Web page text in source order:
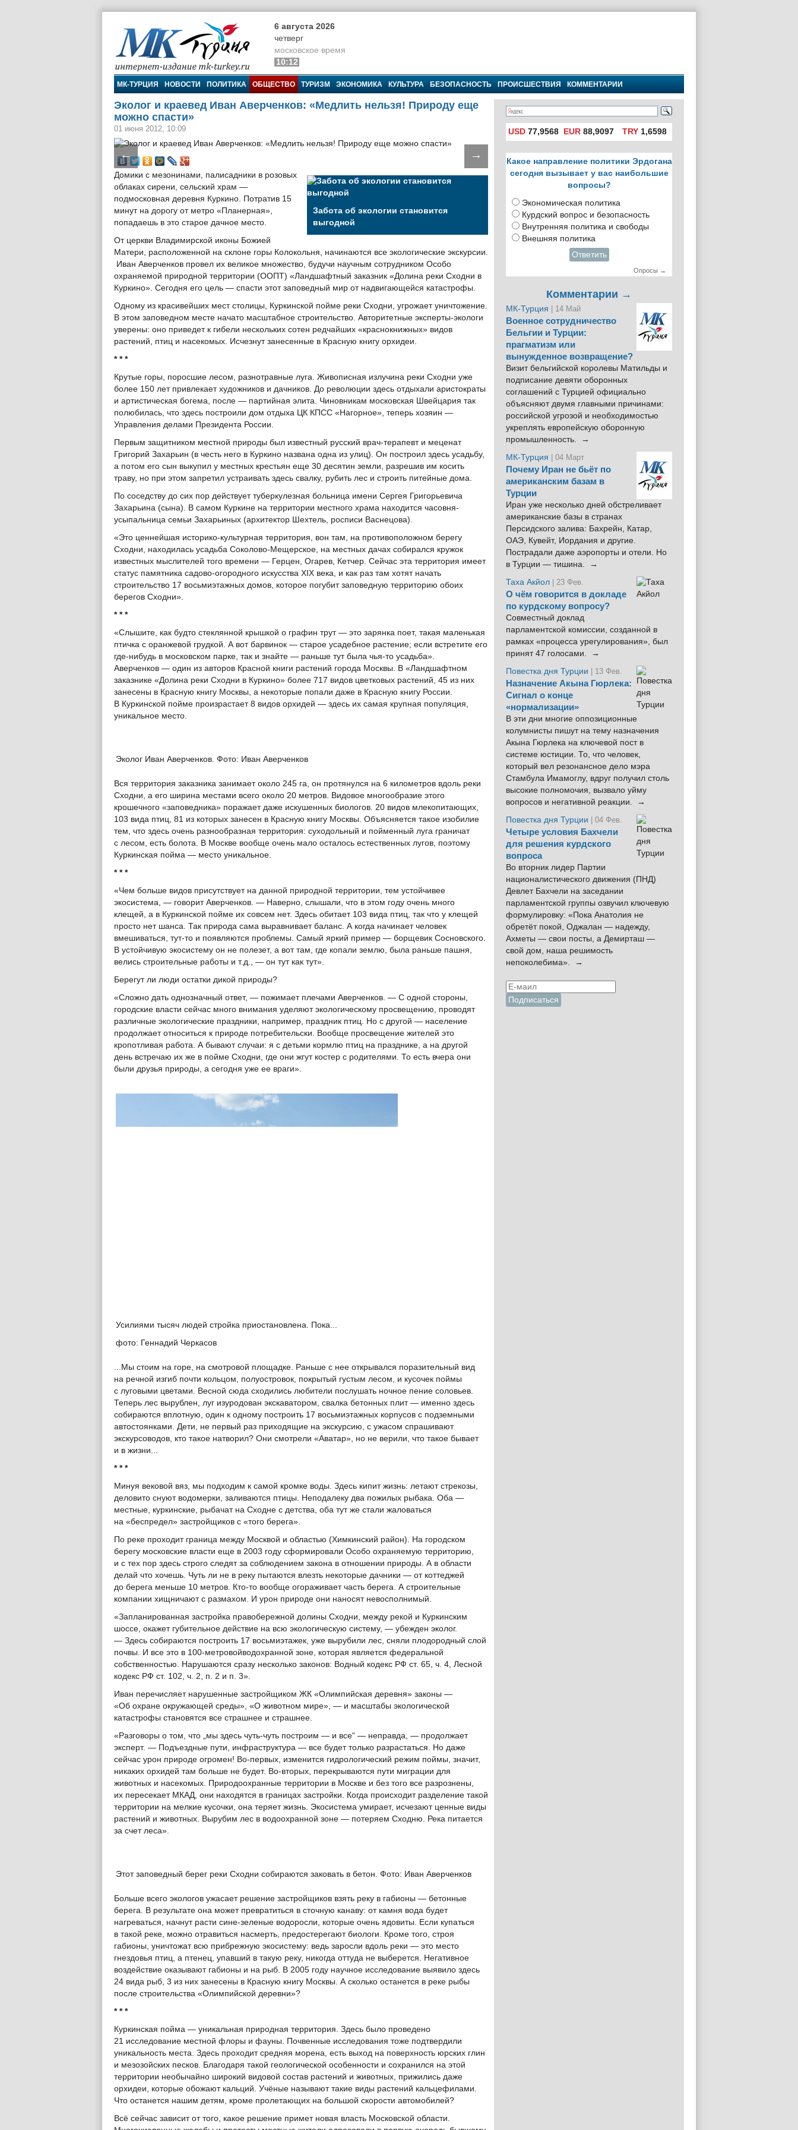
МК-Турция
6 августа 2026
четверг
московское время
10:12
МК-ТУРЦИЯ НОВОСТИ ПОЛИТИКА ОБЩЕСТВО ТУРИЗМ ЭКОНОМИКА КУЛЬТУРА БЕЗОПАСНОСТЬ ПРОИСШЕСТВИЯ КОММЕНТАРИИ
Эколог и краевед Иван Аверченков: «Медлить нельзя! Природу еще
можно спасти»
01 июня 2012, 10:09
← →
Забота об экологии становится
выгодной
Домики с мезонинами, палисадники в розовых
облаках сирени, сельский храм —
подмосковная деревня Куркино. Потратив 15
минут на дорогу от метро «Планерная»,
попадаешь в это старое дачное место.
От церкви Владимирской иконы Божией
Матери, расположенной на склоне горы Колокольня, начинаются все экологические экскурсии.
Иван Аверченков провел их великое множество, будучи научным сотрудником Особо
охраняемой природной территории (ООПТ) «Ландшафтный заказник «Долина реки Сходни в
Куркино». Сегодня его цель — спасти этот заповедный мир от надвигающейся катастрофы.
Одному из красивейших мест столицы, Куркинской пойме реки Сходни, угрожает уничтожение.
В этом заповедном месте начато масштабное строительство. Авторитетные эксперты-экологи
уверены: оно приведет к гибели нескольких сотен редчайших «краснокнижных» видов
растений, птиц и насекомых. Исчезнут занесенные в Красную книгу орхидеи.
* * *
Крутые горы, поросшие лесом, разнотравные луга. Живописная излучина реки Сходни уже
более 150 лет привлекает художников и дачников. До революции здесь отдыхали аристократы
и артистическая богема, после — партийная элита. Чиновникам московская Швейцария так
полюбилась, что здесь построили дом отдыха ЦК КПСС «Нагорное», теперь хозяин —
Управления делами Президента России.
Первым защитником местной природы был известный русский врач-терапевт и меценат
Григорий Захарьин (в честь него в Куркино названа одна из улиц). Он построил здесь усадьбу,
а потом его сын выкупил у местных крестьян еще 30 десятин земли, разрешив им косить
траву, но при этом запретил устраивать здесь свалку, рубить лес и строить питейные дома.
По соседству до сих пор действует туберкулезная больница имени Сергея Григорьевича
Захарьина (сына). В самом Куркине на территории местного храма находится часовня-
усыпальница семьи Захарьиных (архитектор Шехтель, росписи Васнецова).
«Это ценнейшая историко-культурная территория, вон там, на противоположном берегу
Сходни, находилась усадьба Соколово-Мещерское, на местных дачах собирался кружок
известных мыслителей того времени — Герцен, Огарев, Кетчер. Сейчас эта территория имеет
статус памятника садово-огородного искусства XIX века, и как раз там хотят начать
строительство 17 восьмиэтажных домов, которое погубит заповедную территорию обоих
берегов Сходни».
* * *
«Слышите, как будто стеклянной крышкой о графин трут — это зарянка поет, такая маленькая
птичка с оранжевой грудкой. А вот барвинок — старое усадебное растение; если встретите его
где-нибудь в московском парке, так и знайте — раньше тут была чья-то усадьба».
Аверченков — один из авторов Красной книги растений города Москвы. В «Ландшафтном
заказнике «Долина реки Сходни в Куркино» более 717 видов цветковых растений, 45 из них
занесены в Красную книгу Москвы, а некоторые попали даже в Красную книгу России.
В Куркинской пойме произрастает 8 видов орхидей — здесь их самая крупная популяция,
уникальное место.
Эколог Иван Аверченков. Фото: Иван Аверченков
Вся территория заказника занимает около 245 га, он протянулся на 6 километров вдоль реки
Сходни, а его ширина местами всего около 20 метров. Видовое многообразие этого
крошечного «заповедника» поражает даже искушенных биологов. 20 видов млекопитающих,
103 вида птиц, 81 из которых занесен в Красную книгу Москвы. Объясняется такое изобилие
тем, что здесь очень разнообразная территория: суходольный и пойменный луга граничат
с лесом, есть болота. В Москве вообще очень мало осталось естественных лугов, поэтому
Куркинская пойма — место уникальное.
* * *
«Чем больше видов присутствует на данной природной территории, тем устойчивее
экосистема, — говорит Аверченков. — Наверно, слышали, что в этом году очень много
клещей, а в Куркинской пойме их совсем нет. Здесь обитает 103 вида птиц, так что у клещей
просто нет шанса. Так природа сама выравнивает баланс. А когда начинает человек
вмешиваться, тут-то и появляются проблемы. Самый яркий пример — борщевик Сосновского.
В устойчивую экосистему он не полезет, а вот там, где копали землю, была раньше пашня,
велись строительные работы и т.д., — он тут как тут».
Берегут ли люди остатки дикой природы?
«Сложно дать однозначный ответ, — пожимает плечами Аверченков. — С одной стороны,
городские власти сейчас много внимания уделяют экологическому просвещению, проводят
различные экологические праздники, например, праздник птиц. Но с другой — население
продолжает относиться к природе потребительски. Вообще просвещение жителей это
кропотливая работа. А бывают случаи: я с детьми кормлю птиц на празднике, а на другой
день встречаю их же в пойме Сходни, где они жгут костер с родителями. То есть вчера они
были друзья природы, а сегодня уже ее враги».
Усилиями тысяч людей стройка приостановлена. Пока...
фото: Геннадий Черкасов
...Мы стоим на горе, на смотровой площадке. Раньше с нее открывался поразительный вид
на речной изгиб почти кольцом, полуостровок, покрытый густым лесом, и кусочек поймы
с луговыми цветами. Весной сюда сходились любители послушать ночное пение соловьев.
Теперь лес вырублен, луг изуродован экскаватором, свалка бетонных плит — именно здесь
собираются вплотную, один к одному построить 17 восьмиэтажных корпусов с подземными
автостоянками. Дети, не первый раз приходящие на экскурсию, c ужасом спрашивают
экскурсоводов, кто такое натворил? Они смотрели «Аватар», но не верили, что такое бывает
и в жизни...
* * *
Минуя вековой вяз, мы подходим к самой кромке воды. Здесь кипит жизнь: летают стрекозы,
деловито снуют водомерки, заливаются птицы. Неподалеку два пожилых рыбака. Оба —
местные, куркинские, рыбачат на Сходне с детства, оба тут же стали жаловаться
на «беспредел» застройщиков с «того берега».
По реке проходит граница между Москвой и областью (Химкинский район). На городском
берегу московские власти еще в 2003 году сформировали Особо охраняемую территорию,
и с тех пор здесь строго следят за соблюдением закона в отношении природы. А в области
делай что хочешь. Чуть ли не в реку пытаются влезть некоторые дачники — от коттеджей
до берега меньше 10 метров. Кто-то вообще огораживает часть берега. А строительные
компании хищничают с размахом. И урон природе они наносят невосполнимый.
«Запланированная застройка правобережной долины Сходни, между рекой и Куркинским
шоссе, окажет губительное действие на всю экологическую систему, — убежден эколог.
— Здесь собираются построить 17 восьмиэтажек, уже вырубили лес, сняли плодородный слой
почвы. И все это в 100-метровойводохранной зоне, которая является федеральной
собственностью. Нарушаются сразу несколько законов: Водный кодекс РФ ст. 65, ч. 4, Лесной
кодекс РФ ст. 102, ч. 2, п. 2 и п. 3».
Иван перечисляет нарушенные застройщиком ЖК «Олимпийская деревня» законы —
«Об охране окружающей среды», «О животном мире», — и масштабы экологической
катастрофы становятся все страшнее и страшнее.
«Разговоры о том, что „мы здесь чуть-чуть построим — и все“ — неправда, — продолжает
эксперт. — Подъездные пути, инфраструктура — все будет только разрастаться. Но даже
сейчас урон природе огромен! Во-первых, изменится гидрологический режим поймы, значит,
никаких орхидей там больше не будет. Во-вторых, перекрываются пути миграции для
животных и насекомых. Природоохранные территории в Москве и без того все разрознены,
их пересекает МКАД, они находятся в границах застройки. Когда происходит разделение такой
территории на мелкие кусочки, она теряет жизнь. Экосистема умирает, исчезают ценные виды
растений и животных. Вырубим лес в водоохранной зоне — потеряем Сходню. Река питается
за счет леса».
Этот заповедный берег реки Сходни собираются заковать в бетон. Фото: Иван Аверченков
Больше всего экологов ужасает решение застройщиков взять реку в габионы — бетонные
берега. В результате она может превратиться в сточную канаву: от камня вода будет
нагреваться, начнут расти сине-зеленые водоросли, которые очень ядовиты. Если купаться
в такой реке, можно отравиться насмерть, предостерегают биологи. Кроме того, строя
габионы, уничтожат всю прибрежную экосистему: ведь заросли вдоль реки — это место
гнездовья птиц, а птенец, упавший в такую реку, никогда оттуда не выберется. Негативное
воздействие оказывают габионы и на рыб. В 2005 году научное исследование выявило здесь
24 вида рыб, 3 из них занесены в Красную книгу Москвы. А сколько останется в реке рыбы
после строительства «Олимпийской деревни»?
* * *
Куркинская пойма — уникальная природная территория. Здесь было проведено
21 исследование местной флоры и фауны. Почвенные исследования тоже подтвердили
уникальность места. Здесь проходит средняя морена, есть выход на поверхность юрских глин
и мезозойских песков. Благодаря такой геологической особенности и сохранился на этой
территории необычайно широкий видовой состав растений и животных, прижились даже
орхидеи, которые обожают кальций. Учёные называют такие виды растений кальцефилами.
Что останется нашим детям, кроме пролетающих на большой скорости автомобилей?
Всё сейчас зависит от того, какое решение примет новая власть Московской области.
USD 77,9568 EUR 88,9097 TRY1,6598
Какое направление политики Эрдогана
сегодня вызывает у вас наибольшие
вопросы?
Экономическая политика
Курдский вопрос и безопасность
Внутренняя политика и свободы
Внешняя политика
Ответить
Опросы →
Комментарии →
МК-Турция | 14 Май
Военное сотрудничество
Бельгии и Турции:
прагматизм или
вынужденное возвращение?
Визит бельгийской королевы Матильды и
подписание девяти оборонных
соглашений с Турцией официально
объясняют двумя главными причинами:
российской угрозой и необходимостью
укреплять европейскую оборонную
промышленность. →
МК-Турция
| 04 Март
Почему Иран не бьёт по
американским базам в
Турции
Иран уже несколько дней обстреливает
американские базы в странах
Персидского залива: Бахрейн, Катар,
ОАЭ, Кувейт, Иордания и другие.
Пострадали даже аэропорты и отели. Но
в Турции — тишина. →
Таха Акйол | 23 Фев.
О чём говорится в докладе
по курдскому вопросу?
Совместный доклад
парламентской комиссии, созданной в
рамках «процесса урегулирования», был
принят 47 голосами. →
Повестка дня Турции
| 13 Фев.
Назначение Акына Гюрлека:
Сигнал о конце
«нормализации»
В эти дни многие оппозиционные
колумнисты пишут на тему назначения
Акына Гюрлека на ключевой пост в
системе юстиции. То, что человек,
который вел резонансное дело мэра
Стамбула Имамоглу, вдруг получил столь
высокие полномочия, вызвало уйму
вопросов и негативной реакции. →
Повестка дня Турции
| 04 Фев.
Четыре условия Бахчели
для решения курдского
вопроса
Во вторник лидер Партии
националистического движения (ПНД)
Девлет Бахчели на заседании
парламентской группы озвучил ключевую
формулировку: «Пока Анатолия не
обретёт покой, Оджалан — надежду,
Ахметы — свои посты, а Демирташ —
свой дом, наша решимость
непоколебима». →